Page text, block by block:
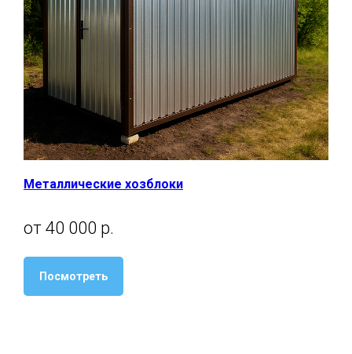
Металлические хозблоки
от 40 000 р.
Посмотреть